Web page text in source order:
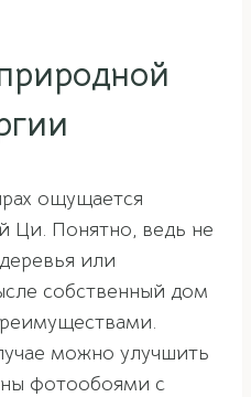
ощущается
Ци. Понятно, ведь не
или
собственный дом
можно улучшить
фотообоями с